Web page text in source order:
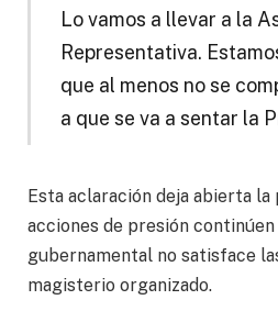
Lo vamos a llevar a la
Representativa.
que al menos no se
a que se va a sentar la
Esta aclaración deja abierta la
acciones de presión
gubernamental no satisface
magisterio organizado.